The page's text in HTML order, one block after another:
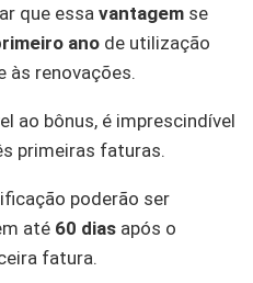
que essavantagem se
ano de utilização
às renovações.
ao bônus, é imprescindível
primeiras faturas.
poderão ser
até 60 dias após o
fatura.